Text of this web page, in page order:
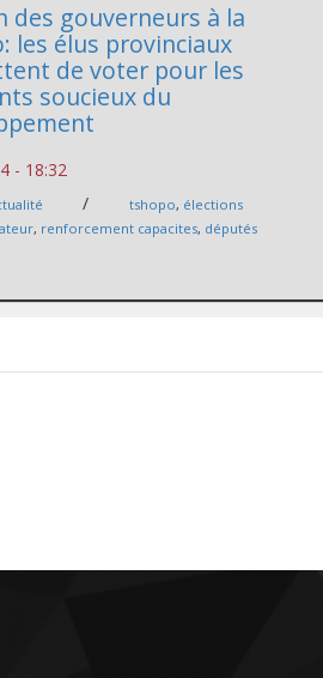
des gouverneurs à la
les élus provinciaux
de voter pour les
soucieux du
- 18:32
/ tshopo, élections
, renforcement capacites, députés